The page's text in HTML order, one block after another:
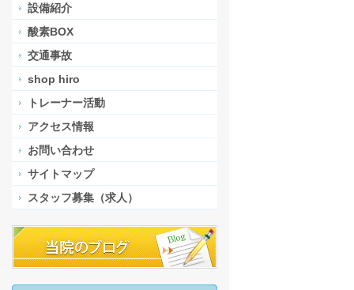
設備紹介
酸素BOX
交通事故
shop hiro
トレーナー活動
アクセス情報
お問い合わせ
サイトマップ
スタッフ募集（求人）